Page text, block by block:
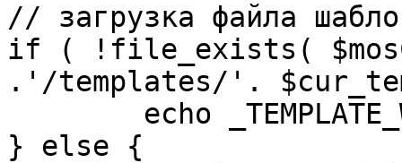
// загрузка файла
if ( !file_exists(
.'/templates/'.
} else {